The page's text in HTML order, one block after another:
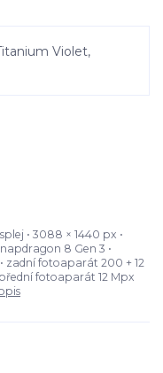
• 3088 × 1440 px •
8 Gen 3 •
zadní fotoaparát 200 + 12
přední fotoaparát 12 Mpx